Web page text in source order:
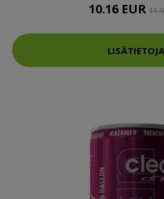
10.16 EUR
LISÄTIETOJA